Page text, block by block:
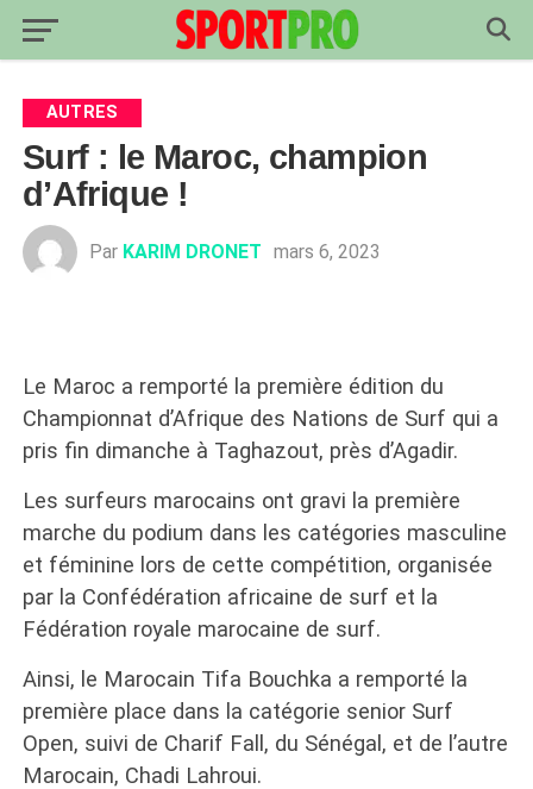
AUTRES
Surf : le Maroc, champion
d’Afrique !
Par KARIM DRONET mars 6, 2023
Le Maroc a remporté la première édition du
Championnat d’Afrique des Nations de Surf qui a
pris fin dimanche à Taghazout, près d’Agadir.
Les surfeurs marocains ont gravi la première
marche du podium dans les catégories masculine
et féminine lors de cette compétition, organisée
par la Confédération africaine de surf et la
Fédération royale marocaine de surf.
Ainsi, le Marocain Tifa Bouchka a remporté la
première place dans la catégorie senior Surf
Open, suivi de Charif Fall, du Sénégal, et de l’autre
Marocain, Chadi Lahroui.